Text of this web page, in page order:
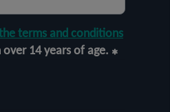
terms and conditions
14 years of age.